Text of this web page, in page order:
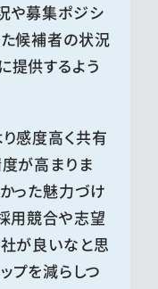
や募集ポジシ
た候補者の状況
提供するよう
感度高く共有
が高まりま
った魅力づけ
用競合や志望
社が良いなと思
プを減らしつ